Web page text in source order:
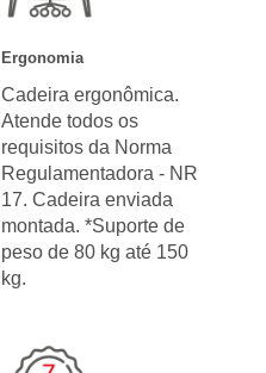
Ergonomia
Cadeira ergonômica.
Atende todos os
requisitos da Norma
Regulamentadora - NR
17. Cadeira enviada
montada. *Suporte de
peso de 80 kg até 150
kg.